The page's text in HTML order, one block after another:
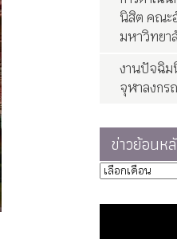
นิสิต คณะ
มหาวิทยา
งานปัจฉิม
จุฬาลงกร
ข่าวย้อนห